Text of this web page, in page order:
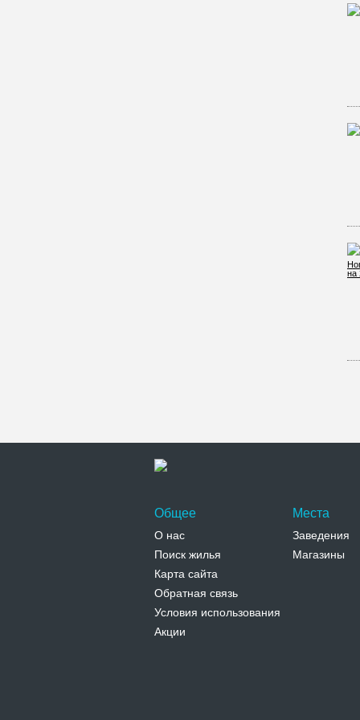
Общее
О нас
Поиск жилья
Карта сайта
Обратная связь
Условия использования
Акции
Места
Заведения
Магазины